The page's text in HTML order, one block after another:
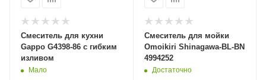
Смеситель для кухни
Gappo G4398-86 с гибким
изливом
Мало
Смеситель для мойки
Omoikiri Shinagawa-BL-BN
4994252
Достаточно